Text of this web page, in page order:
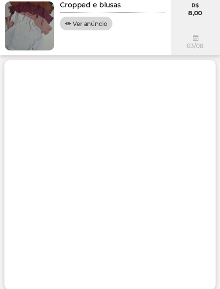
Cropped e blusas
Ver anúncio
R$
8,00
03/08